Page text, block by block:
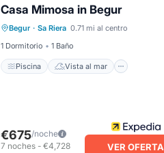
Casa Mimosa in Begur
Begur · Sa Riera 0.71 mi al centro
1 Dormitorio
1 Baño
Piscina Vista al mar
Piscina
Vista al mar
Balcón/Terraza
Vistas
€675/noche
7 noches- €4,728 VER OFERTA